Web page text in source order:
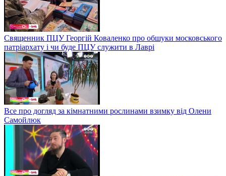
Священник ПЦУ Георгій Коваленко про обшуки московського
патріархату і чи буде ПЦУ служити в Лаврі
Все про догляд за кімнатними рослинами взимку від Олени
Самойлюк